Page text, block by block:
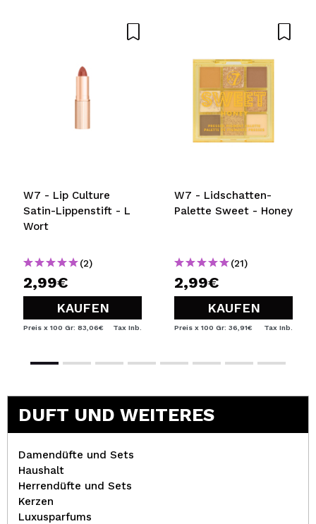
W7 - Lip Culture
Satin-Lippenstift - L
Wort
(2)
2,99€
KAUFEN
Preis x 100 Gr: 83,06€ Tax Inb.
W7 - Lidschatten-
Palette Sweet - Honey
(21)
2,99€
KAUFEN
Preis x 100 Gr: 36,91€ Tax Inb.
DUFT UND WEITERES
Damendüfte und Sets
Haushalt
Herrendüfte und Sets
Kerzen
Luxusparfums